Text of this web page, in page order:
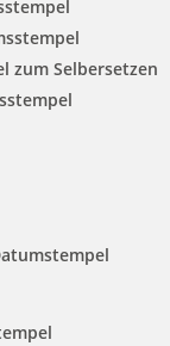
zum Selbersetzen